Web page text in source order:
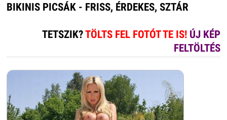
BIKINIS PICSÁK - FRISS, ÉRDEKES, SZTÁR
TETSZIK?TÖLTS FEL FOTÓT TE IS! ÚJ KÉP
FELTÖLTÉS